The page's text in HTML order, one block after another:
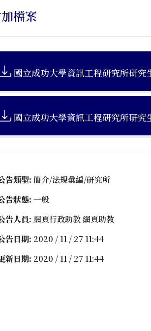
檔案
國立成功大學資訊工程研究所研
國立成功大學資訊工程研究所研
告類型: 簡介/法規彙編/研究所
告狀態: 一般
告人員: 網頁行政助教 網頁助教
告日期: 2020 / 11 / 27 11:44
新日期: 2020 / 11 / 27 11:44